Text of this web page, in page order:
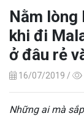
Nằm lòng
khi đi
ở đâu rẻ
16/07/2019 /
Những ai mà